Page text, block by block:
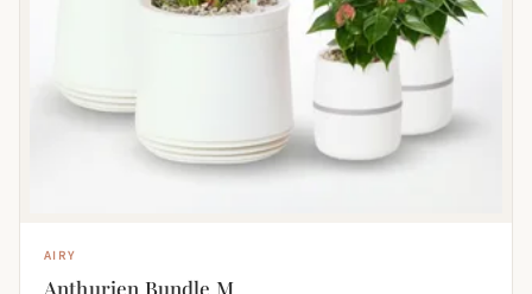
AIRY
Anthurien Bundle M